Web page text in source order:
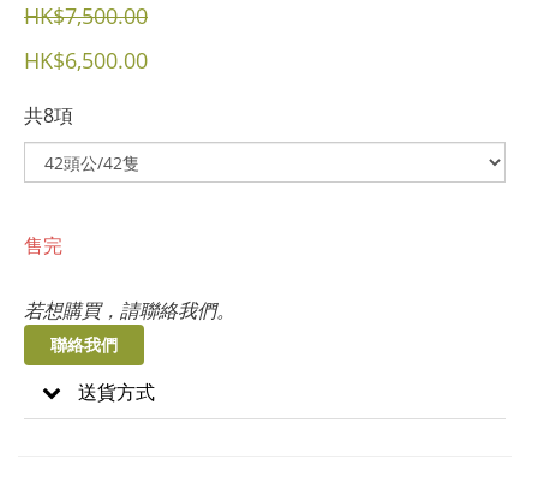
HK$7,500.00
HK$6,500.00
共8項
售完
若想購買，請聯絡我們。
聯絡我們
送貨方式